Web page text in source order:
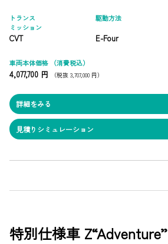
トランス
ミッション
CVT
駆動方法
E-Four
車両本体価格 （消費税込）
4,077,700 円 （税抜 3,707,000 円）
詳細をみる
見積りシミュレーション
特別仕様車 Z“Adventure”